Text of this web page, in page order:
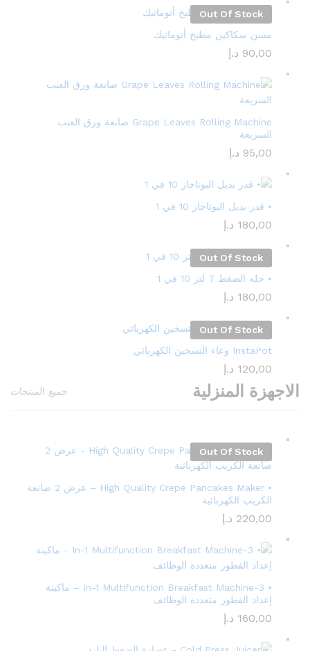
Out Of Stock
مسن سكاكين مطبخ أتوماتيك
90,00 د.إ
Grape Leaves Rolling Machine صانعة ورق العنب
السريعة
95,00 د.إ
• قدر بديل البوتاجاز 10 في 1
180,00 د.إ
Out Of Stock
• حله الضغط 7 لتر 10 في 1
180,00 د.إ
Out Of Stock
InstaPot وعاء التسخين الكهربائي
120,00 د.إ
الاجهزة المنزلية جميع المنتجات
Out Of Stock
• High Quality Crepe Pancakes Maker – عرض 2 صانعة
الكريب الكهربائية
220,00 د.إ
• 3-In-1 Multifunction Breakfast Machine – ماكينة
إعداد الفطور متعددة الوظائف
160,00 د.إ